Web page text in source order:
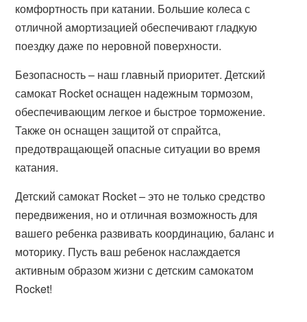
комфортность при катании. Большие колеса с
отличной амортизацией обеспечивают гладкую
поездку даже по неровной поверхности.
Безопасность – наш главный приоритет. Детский
самокат Rocket оснащен надежным тормозом,
обеспечивающим легкое и быстрое торможение.
Также он оснащен защитой от спрайтса,
предотвращающей опасные ситуации во время
катания.
Детский самокат Rocket – это не только средство
передвижения, но и отличная возможность для
вашего ребенка развивать координацию, баланс и
моторику. Пусть ваш ребенок наслаждается
активным образом жизни с детским самокатом
Rocket!